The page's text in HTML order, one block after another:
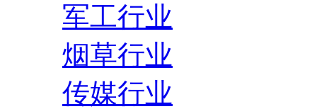
军工行业
烟草行业
传媒行业